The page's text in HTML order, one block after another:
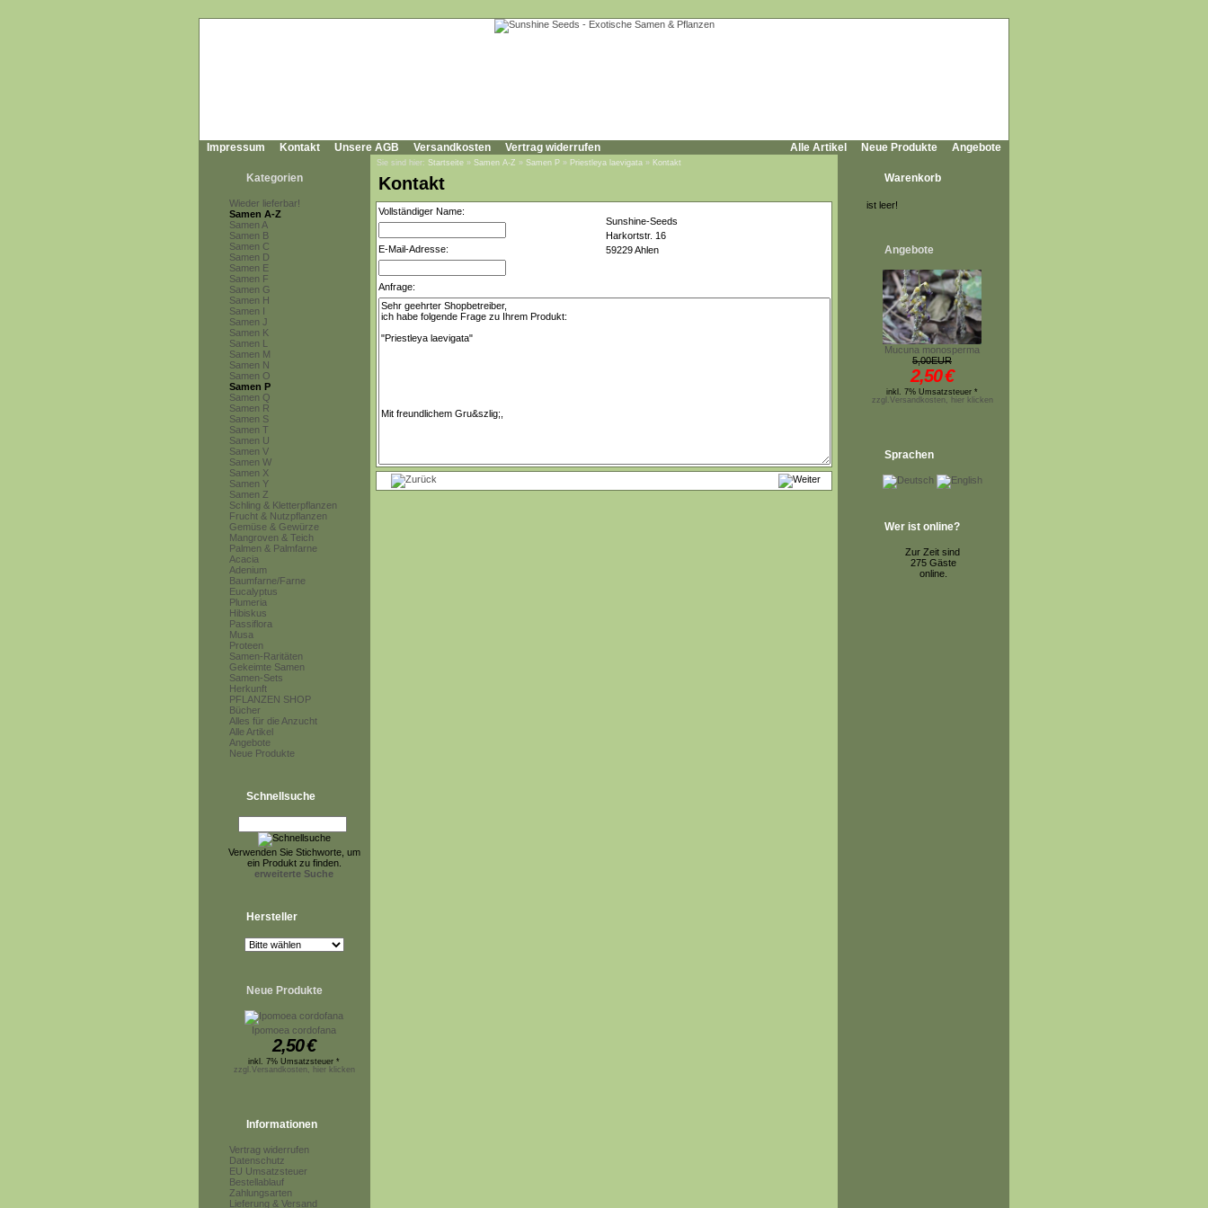
Impressum Kontakt Unsere AGB Versandkosten Vertrag widerrufen Alle Artikel Neue Produkte Angebote
Kategorien
Wieder lieferbar!
Samen A-Z
Samen A
Samen B
Samen C
Samen D
Samen E
Samen F
Samen G
Samen H
Samen I
Samen J
Samen K
Samen L
Samen M
Samen N
Samen O
Samen P
Samen Q
Samen R
Samen S
Samen T
Samen U
Samen V
Samen W
Samen X
Samen Y
Samen Z
Schling & Kletterpflanzen
Frucht & Nutzpflanzen
Gemüse & Gewürze
Mangroven & Teich
Palmen & Palmfarne
Acacia
Adenium
Baumfarne/Farne
Eucalyptus
Plumeria
Hibiskus
Passiflora
Musa
Proteen
Samen-Raritäten
Gekeimte Samen
Samen-Sets
Herkunft
PFLANZEN SHOP
Bücher
Alles für die Anzucht
Alle Artikel
Angebote
Neue Produkte
Schnellsuche
Verwenden Sie Stichworte, um
ein Produkt zu finden.
erweiterte Suche
Hersteller
Neue Produkte
Ipomoea cordofana
2,50€
inkl. 7% Umsatzsteuer *
zzgl.Versandkosten, hier klicken
Informationen
Vertrag widerrufen
Datenschutz
EU Umsatzsteuer
Bestellablauf
Zahlungsarten
Lieferung & Versand
Sie sind hier: Startseite » Samen A-Z » Samen P » Priestleya laevigata » Kontakt
Kontakt
Vollständiger Name:
Sunshine-Seeds
Harkortstr. 16
59229 Ahlen
E-Mail-Adresse:
Anfrage:
Warenkorb
ist leer!
Angebote
Mucuna monosperma
5,00EUR
2,50€
inkl. 7% Umsatzsteuer *
zzgl.Versandkosten, hier klicken
Sprachen
Wer ist online?
Zur Zeit sind
275 Gäste
online.